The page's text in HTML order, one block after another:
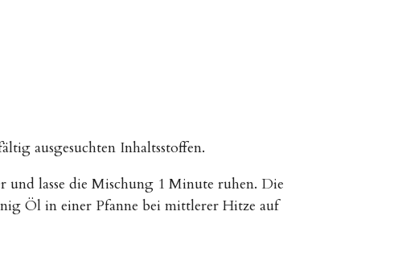
ausgesuchten Inhaltsstoffen.
und lasse die Mischung 1 Minute ruhen. Die
Öl in einer Pfanne bei mittlerer Hitze auf